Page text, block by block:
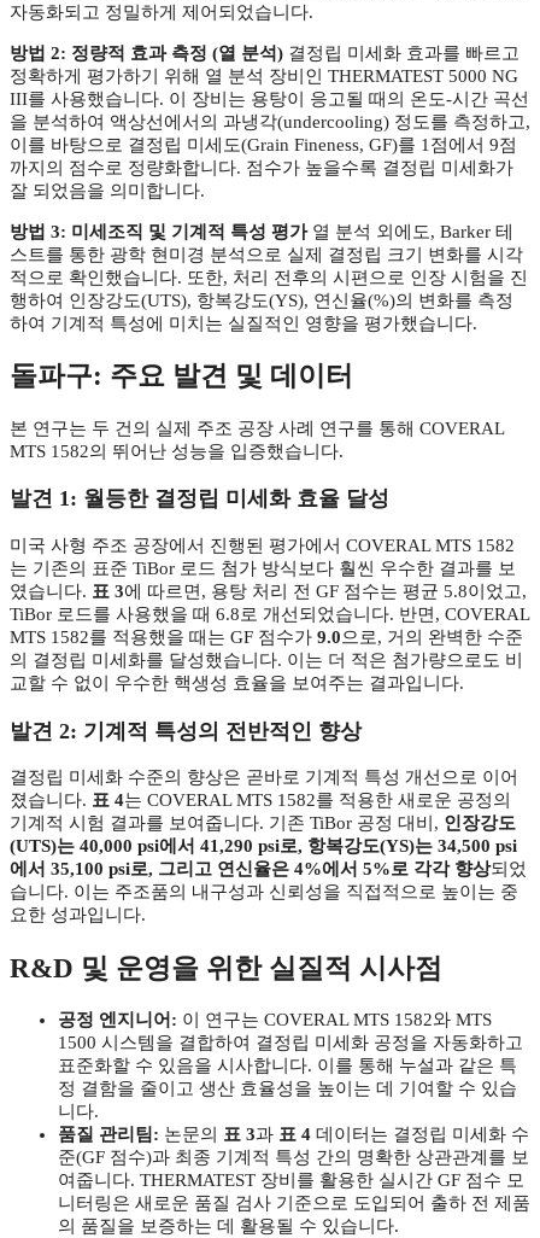
자동화되고 정밀하게 제어되었습니다.
방법 2: 정량적 효과 측정 (열 분석) 결정립 미세화 효과를 빠르고
정확하게 평가하기 위해 열 분석 장비인 THERMATEST 5000 NG
III를 사용했습니다. 이 장비는 용탕이 응고될 때의 온도-시간 곡선
을 분석하여 액상선에서의 과냉각(undercooling) 정도를 측정하고,
이를 바탕으로 결정립 미세도(Grain Fineness, GF)를 1점에서 9점
까지의 점수로 정량화합니다. 점수가 높을수록 결정립 미세화가
잘 되었음을 의미합니다.
방법 3: 미세조직 및 기계적 특성 평가열 분석 외에도, Barker 테
스트를 통한 광학 현미경 분석으로 실제 결정립 크기 변화를 시각
적으로 확인했습니다. 또한, 처리 전후의 시편으로 인장 시험을 진
행하여 인장강도(UTS), 항복강도(YS), 연신율(%)의 변화를 측정
하여 기계적 특성에 미치는 실질적인 영향을 평가했습니다.
돌파구: 주요 발견 및 데이터
본 연구는 두 건의 실제 주조 공장 사례 연구를 통해 COVERAL
MTS 1582의 뛰어난 성능을 입증했습니다.
발견 1: 월등한 결정립 미세화 효율 달성
미국 사형 주조 공장에서 진행된 평가에서 COVERAL MTS 1582
는 기존의 표준 TiBor 로드 첨가 방식보다 훨씬 우수한 결과를 보
였습니다. 표 3에 따르면, 용탕 처리 전 GF 점수는 평균 5.8이었고,
TiBor 로드를 사용했을 때 6.8로 개선되었습니다. 반면, COVERAL
MTS 1582를 적용했을 때는 GF 점수가 9.0으로, 거의 완벽한 수준
의 결정립 미세화를 달성했습니다. 이는 더 적은 첨가량으로도 비
교할 수 없이 우수한 핵생성 효율을 보여주는 결과입니다.
발견 2: 기계적 특성의 전반적인 향상
결정립 미세화 수준의 향상은 곧바로 기계적 특성 개선으로 이어
졌습니다. 표 4는 COVERAL MTS 1582를 적용한 새로운 공정의
기계적 시험 결과를 보여줍니다. 기존 TiBor 공정 대비, 인장강도
(UTS)는 40,000 psi에서 41,290 psi로, 항복강도(YS)는 34,500 psi
에서 35,100 psi로, 그리고 연신율은 4%에서 5%로 각각 향상되었
습니다. 이는 주조품의 내구성과 신뢰성을 직접적으로 높이는 중
요한 성과입니다.
R&D 및 운영을 위한 실질적 시사점
공정 엔지니어: 이 연구는 COVERAL MTS 1582와 MTS
1500 시스템을 결합하여 결정립 미세화 공정을 자동화하고
표준화할 수 있음을 시사합니다. 이를 통해 누설과 같은 특
정 결함을 줄이고 생산 효율성을 높이는 데 기여할 수 있습
니다.
품질 관리팀: 논문의 표 3과 표 4 데이터는 결정립 미세화 수
준(GF 점수)과 최종 기계적 특성 간의 명확한 상관관계를 보
여줍니다. THERMATEST 장비를 활용한 실시간 GF 점수 모
니터링은 새로운 품질 검사 기준으로 도입되어 출하 전 제품
의 품질을 보증하는 데 활용될 수 있습니다.